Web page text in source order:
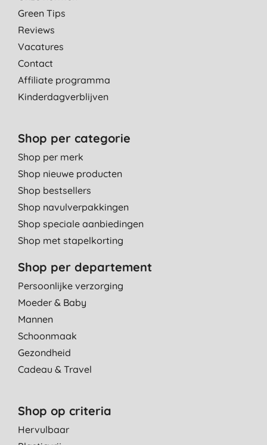
Green Tips
Reviews
Vacatures
Contact
Affiliate programma
Kinderdagverblijven
Shop per categorie
Shop per merk
Shop nieuwe producten
Shop bestsellers
Shop navulverpakkingen
Shop speciale aanbiedingen
Shop met stapelkorting
Shop per departement
Persoonlijke verzorging
Moeder & Baby
Mannen
Schoonmaak
Gezondheid
Cadeau & Travel
Shop op criteria
Hervulbaar